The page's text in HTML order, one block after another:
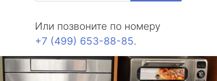
Или позвоните по номеру
+7 (499) 653-88-85.